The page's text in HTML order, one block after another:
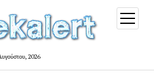
2026
open
menu